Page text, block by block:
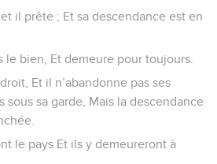
il prête ; Et sa descendance est en
le bien, Et demeure pour toujours.
Et il n’abandonne pas ses
sous sa garde, Mais la descendance
le pays Et ils y demeureront à